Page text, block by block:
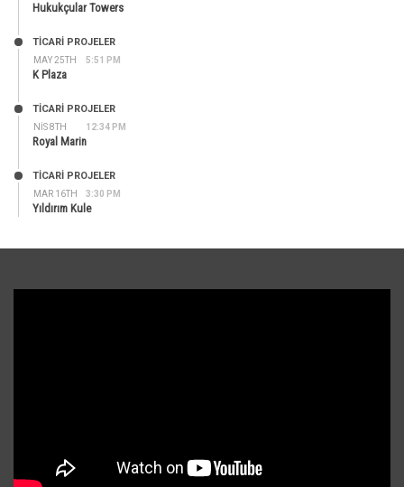
Hukukçular Towers
MAY 25TH 5:51 PM
TİCARİ PROJELER
K Plaza
NIS 8TH 12:34 PM
TİCARİ PROJELER
Royal Marin
MAR 16TH 3:30 PM
TİCARİ PROJELER
Yıldırım Kule